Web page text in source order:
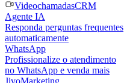
VideochamadasCRM
Agente IA
Responda perguntas frequentes
automaticamente
WhatsApp
Profissionalize o atendimento
no WhatsApp e venda mais
JivoMarketing